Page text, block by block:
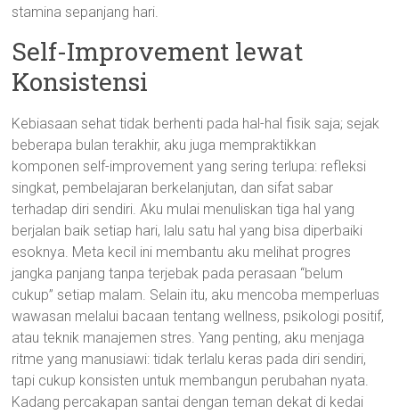
stamina sepanjang hari.
Self-Improvement lewat
Konsistensi
Kebiasaan sehat tidak berhenti pada hal-hal fisik saja; sejak
beberapa bulan terakhir, aku juga mempraktikkan
komponen self-improvement yang sering terlupa: refleksi
singkat, pembelajaran berkelanjutan, dan sifat sabar
terhadap diri sendiri. Aku mulai menuliskan tiga hal yang
berjalan baik setiap hari, lalu satu hal yang bisa diperbaiki
esoknya. Meta kecil ini membantu aku melihat progres
jangka panjang tanpa terjebak pada perasaan “belum
cukup” setiap malam. Selain itu, aku mencoba memperluas
wawasan melalui bacaan tentang wellness, psikologi positif,
atau teknik manajemen stres. Yang penting, aku menjaga
ritme yang manusiawi: tidak terlalu keras pada diri sendiri,
tapi cukup konsisten untuk membangun perubahan nyata.
Kadang percakapan santai dengan teman dekat di kedai